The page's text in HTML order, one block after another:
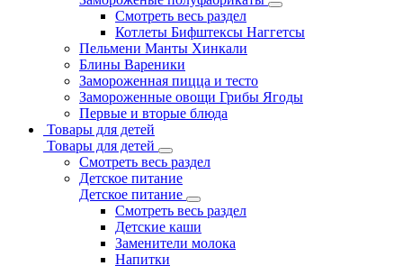
Смотреть весь раздел
Котлеты Бифштексы Наггетсы
Пельмени Манты Хинкали
Блины Вареники
Замороженная пицца и тесто
Замороженные овощи Грибы Ягоды
Первые и вторые блюда
Товары для детей
Товары для детей
Смотреть весь раздел
Детское питание
Детское питание
Смотреть весь раздел
Детские каши
Заменители молока
Напитки